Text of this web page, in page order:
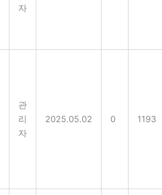
자
관
리
자
2025.05.02 0 1193